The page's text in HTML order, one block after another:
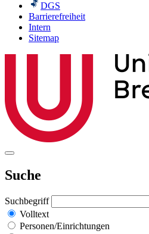
DGS
Barrierefreiheit
Intern
Sitemap
Suche
Suchbegriff
Volltext
Personen/Einrichtungen